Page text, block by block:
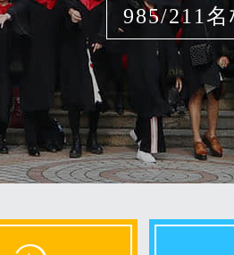
985/211名